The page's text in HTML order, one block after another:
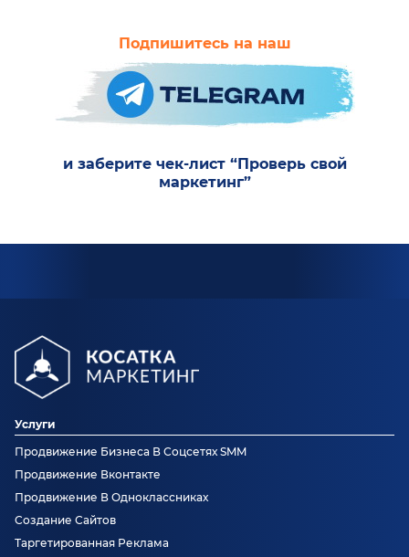
Подпишитесь на наш
и заберите чек-лист “Проверь свой
маркетинг”
Услуги
Продвижение Бизнеса В Соцсетях SMM
Продвижение Вконтакте
Продвижение В Одноклассниках
Создание Сайтов
Таргетированная Реклама